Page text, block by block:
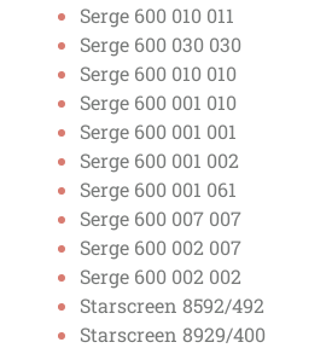
Serge 600 010 011
Serge 600 030 030
Serge 600 010 010
Serge 600 001 010
Serge 600 001 001
Serge 600 001 002
Serge 600 001 061
Serge 600 007 007
Serge 600 002 007
Serge 600 002 002
Starscreen 8592/492
Starscreen 8929/400